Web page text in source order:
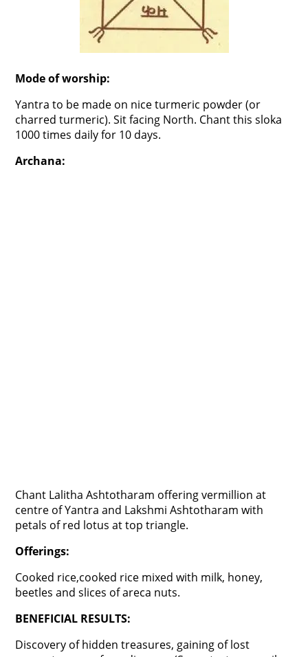
Mode of worship:
Yantra to be made on nice turmeric powder (or
charred turmeric). Sit facing North. Chant this sloka
1000 times daily for 10 days.
Archana:
Chant Lalitha Ashtotharam offering vermillion at
centre of Yantra and Lakshmi Ashtotharam with
petals of red lotus at top triangle.
Offerings:
Cooked rice,cooked rice mixed with milk, honey,
beetles and slices of areca nuts.
BENEFICIAL RESULTS:
Discovery of hidden treasures, gaining of lost